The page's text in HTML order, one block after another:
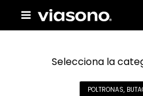

Selecciona la
POLTRONAS,